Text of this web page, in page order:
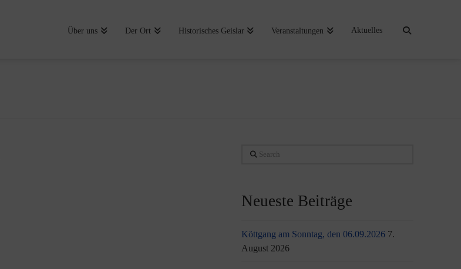
Über uns Der Ort Historisches Geislar Veranstaltungen Aktuelles
Search
Neueste Beiträge
Köttgang am Sonntag, den 06.09.2026 7.
August 2026